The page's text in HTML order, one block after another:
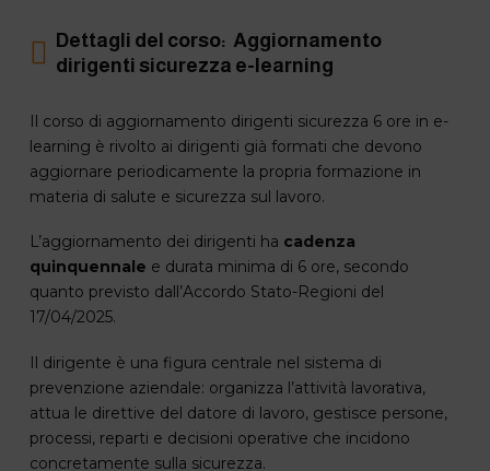
Dettagli del corso: Aggiornamento
dirigenti sicurezza e-learning
Il corso di aggiornamento dirigenti sicurezza 6 ore in e-
learning è rivolto ai dirigenti già formati che devono
aggiornare periodicamente la propria formazione in
materia di salute e sicurezza sul lavoro.
L’aggiornamento dei dirigenti ha cadenza
quinquennale e durata minima di 6 ore, secondo
quanto previsto dall’Accordo Stato-Regioni del
17/04/2025.
Il dirigente è una figura centrale nel sistema di
prevenzione aziendale: organizza l’attività lavorativa,
attua le direttive del datore di lavoro, gestisce persone,
processi, reparti e decisioni operative che incidono
concretamente sulla sicurezza.